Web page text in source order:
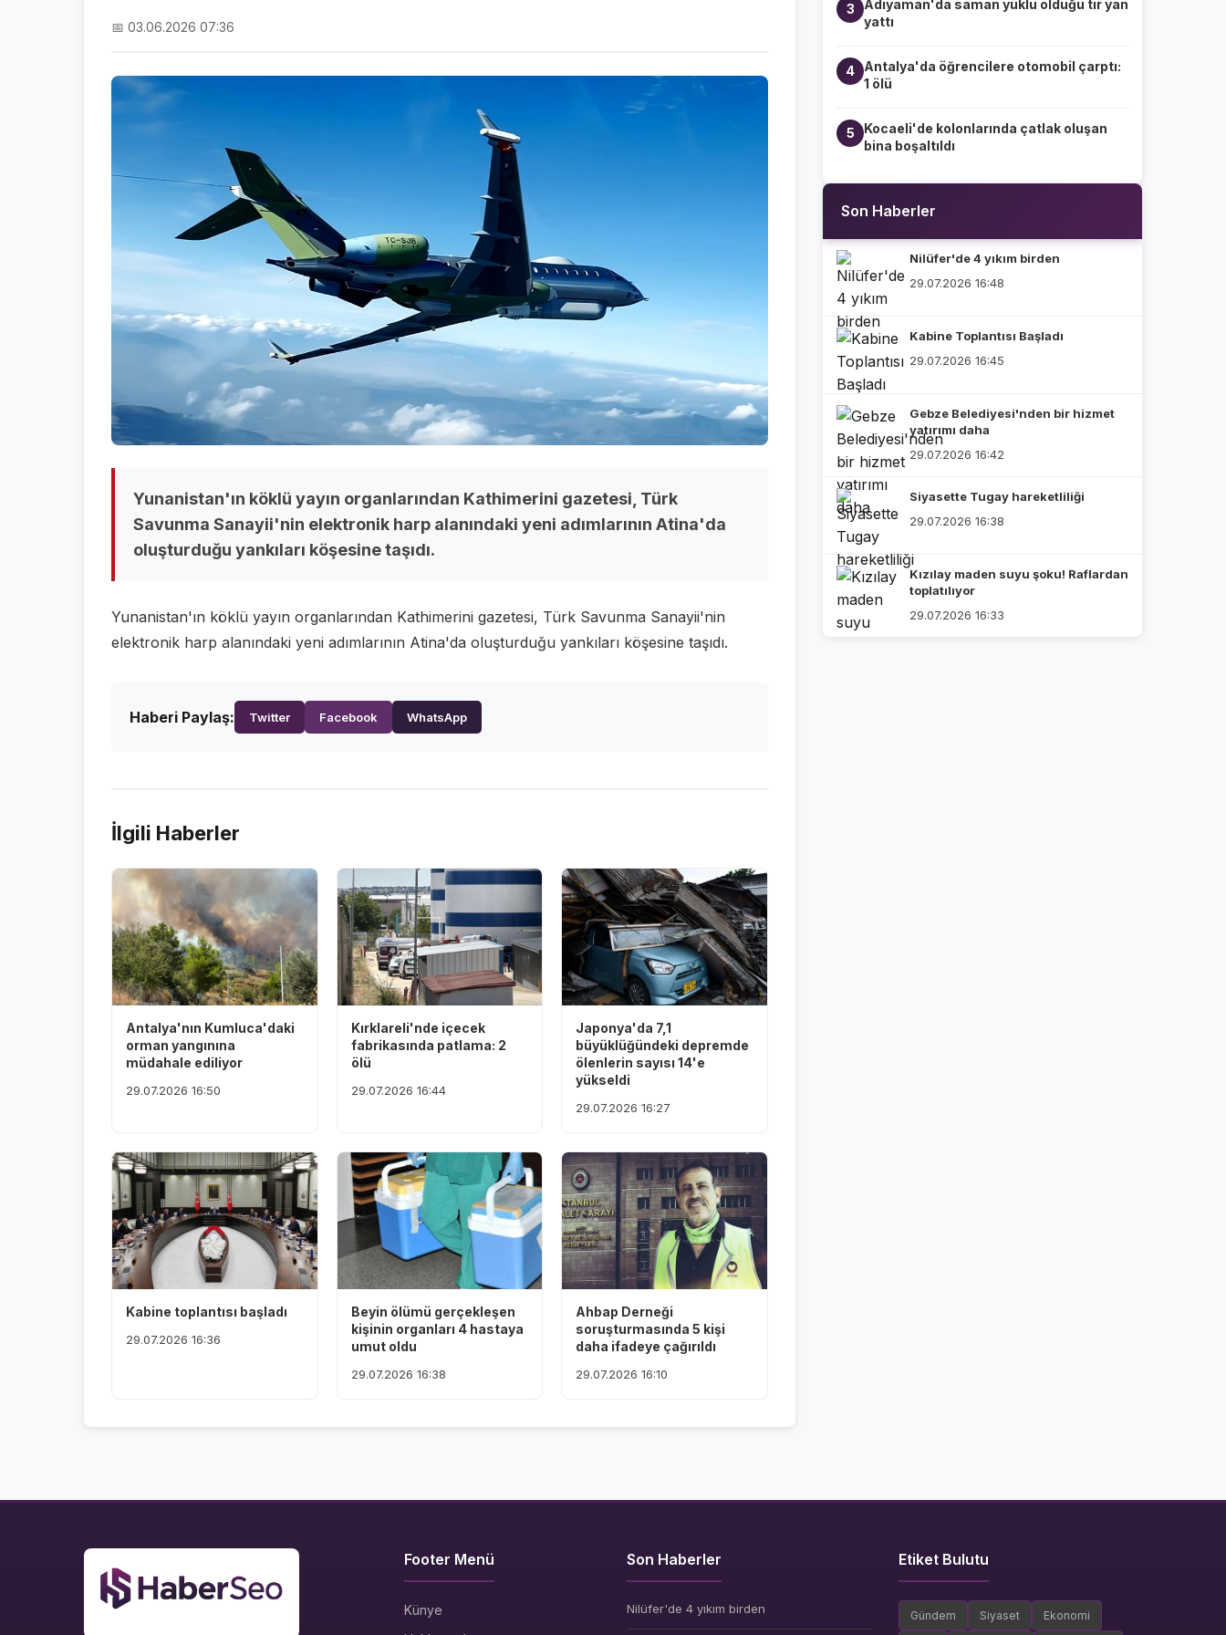
📅 03.06.2026 07:36
Yunanistan'ın köklü yayın organlarından Kathimerini gazetesi, Türk
Savunma Sanayii'nin elektronik harp alanındaki yeni adımlarının Atina'da
oluşturduğu yankıları köşesine taşıdı.
Yunanistan'ın köklü yayın organlarından Kathimerini gazetesi, Türk Savunma Sanayii'nin
elektronik harp alanındaki yeni adımlarının Atina'da oluşturduğu yankıları köşesine taşıdı.
Haberi Paylaş: Twitter Facebook WhatsApp
İlgili Haberler
Antalya'nın Kumluca'daki
orman yangınına
müdahale ediliyor
29.07.2026 16:50
Kırklareli'nde içecek
fabrikasında patlama: 2
ölü
29.07.2026 16:44
Japonya'da 7,1
büyüklüğündeki depremde
ölenlerin sayısı 14'e
yükseldi
29.07.2026 16:27
Kabine toplantısı başladı
29.07.2026 16:36
Beyin ölümü gerçekleşen
kişinin organları 4 hastaya
umut oldu
29.07.2026 16:38
Ahbap Derneği
soruşturmasında 5 kişi
daha ifadeye çağırıldı
29.07.2026 16:10
3
Adıyaman'da saman yüklü olduğu tır yan
yattı
4
Antalya'da öğrencilere otomobil çarptı:
1 ölü
5
Kocaeli'de kolonlarında çatlak oluşan
bina boşaltıldı
Son Haberler
Nilüfer'de 4 yıkım birden
29.07.2026 16:48
Kabine Toplantısı Başladı
29.07.2026 16:45
Gebze Belediyesi'nden bir hizmet
yatırımı daha
29.07.2026 16:42
Siyasette Tugay hareketliliği
29.07.2026 16:38
Kızılay maden suyu şoku! Raflardan
toplatılıyor
29.07.2026 16:33
Footer Menü
Künye
Son Haberler
Nilüfer'de 4 yıkım birden
Etiket Bulutu
Gündem Siyaset Ekonomi